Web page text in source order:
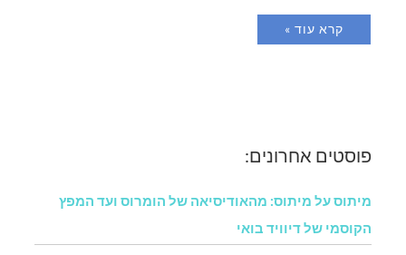
קרא עוד »
פוסטים אחרונים:
מיתוס על מיתוס: מהאודיסיאה של הומרוס ועד המפץ
הקוסמי של דיוויד בואי